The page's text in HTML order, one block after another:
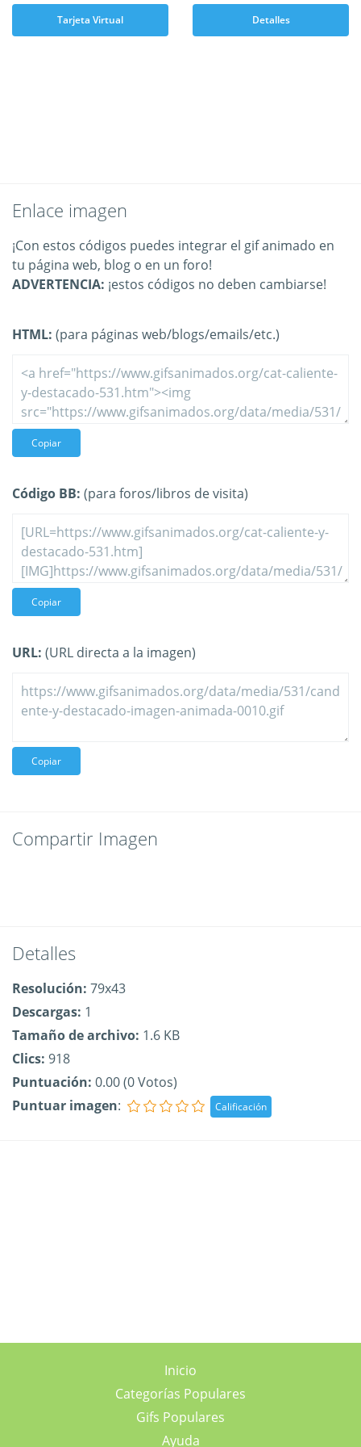
Tarjeta Virtual Detalles
Enlace imagen
¡Con estos códigos puedes integrar el gif animado en
tu página web, blog o en un foro!
ADVERTENCIA: ¡estos códigos no deben cambiarse!
HTML: (para páginas web/blogs/emails/etc.)
Copiar
Código BB: (para foros/libros de visita)
Copiar
URL: (URL directa a la imagen)
Copiar
Compartir Imagen
Detalles
Resolución: 79x43
Descargas: 1
Tamaño de archivo: 1.6 KB
Clics: 918
Puntuación: 0.00 (0 Votos)
Puntuar imagen:
Inicio
Categorías Populares
Gifs Populares
Ayuda